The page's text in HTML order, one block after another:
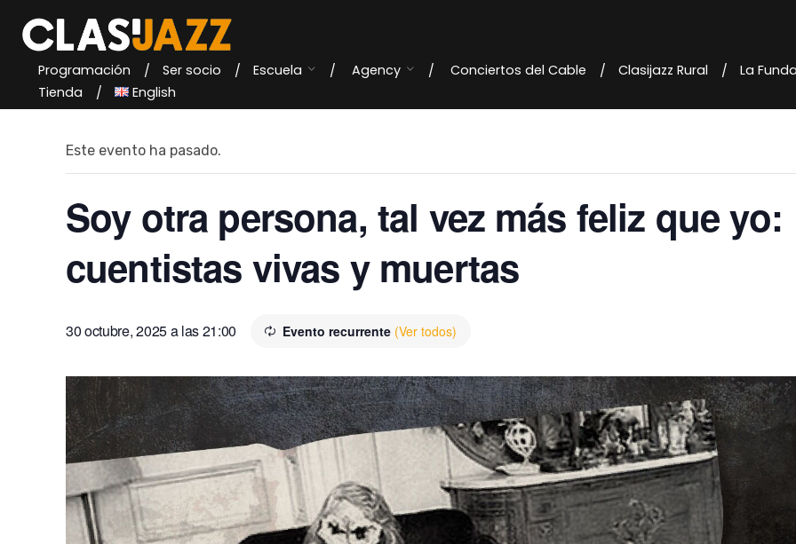
content
Programación Ser socio Escuela Agency Conciertos del Cable Clasijazz Rural La
Tienda
English
« Todos los Eventos
Este evento ha pasado.
Soy otra persona, tal vez más feliz que yo:
cuentistas vivas y muertas
30 octubre, 2025 a las 21:00 Evento recurrente (Ver todos)